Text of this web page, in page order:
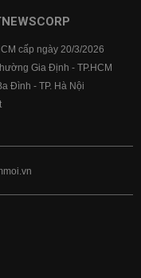
cấp ngày 20/3/2026
Gia Định - TP.HCM
Đình - TP. Hà Nội